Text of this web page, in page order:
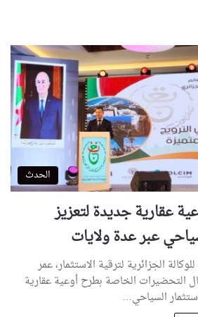
الحدث
عقارية جديدة لتعزيز
عبر عدة ولايات
الجزائرية لترقية الاستثمار، عمر
التحضيرات الخاصة بطرح أوعية عقارية
السياحي…